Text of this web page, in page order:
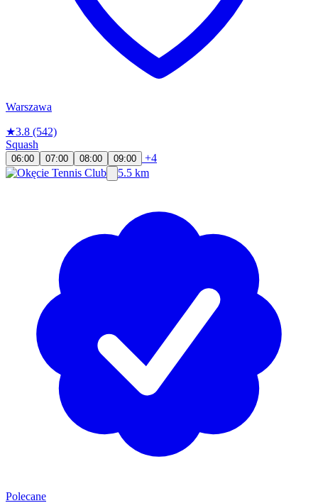
Warszawa
★3.8 (542)
Squash
06:00 07:00 08:00 09:00
+4
5.5 km
Polecane